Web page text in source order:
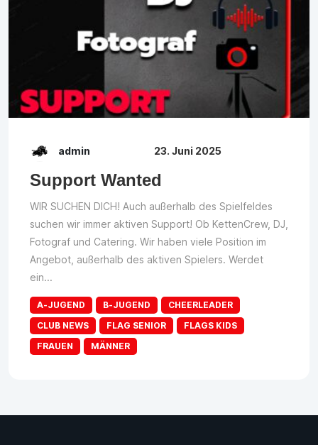
admin 23. Juni 2025
Support Wanted
WIR SUCHEN DICH! Auch außerhalb des Spielfeldes
suchen wir immer aktiven Support! Ob KettenCrew, DJ,
Fotograf und Catering. Wir haben viele Position im
Angebot, außerhalb des aktiven Spielers. Werdet
ein...
A-JUGEND B-JUGEND
CHEERLEADER
CLUB NEWS
FLAG SENIOR
FLAGS KIDS
FRAUEN
MÄNNER